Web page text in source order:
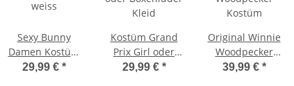
Sexy Bunny
Damen Kostüm
weiss
29,99 € *
Kostüm Grand
Prix Girl oder
Boxenluder
29,99 € *
Original Winnie
Woodpecker
Kostüm
39,99 € *